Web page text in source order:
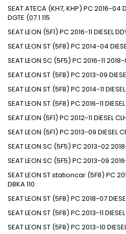
SEATATECA (KH7, KHP) PC2016-04
DGTE (07.1 115
SEATLEON (5F1) PC2016-11 DIESEL
SEATLEON ST (5F8) PC2014-04
SEATLEON SC (5F5) PC2016-11
SEATLEON ST (5F8) PC2013-09
SEATLEON ST (5F8) PC2014-11 DIESEL
SEATLEON ST (5F8) PC2016-11 DIESEL
SEATLEON (5F1) PC2012-11 DIESEL
SEATLEON (5F1) PC2013-09 DIESEL
SEATLEON SC (5F5) PC2013-02
SEATLEON SC (5F5) PC2013-09
SEATLEON ST stationcar (5F8) PC
DBKA110
SEATLEON ST (5F8) PC2018-07
SEATLEON ST (5F8) PC2013-11 DIESEL
SEATLEON ST (5F8) PC2013-10